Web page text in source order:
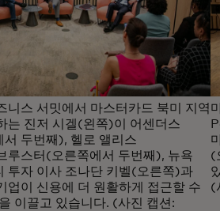
니스 서밋에서 마스터카드 북미 지역
는 진저 시겔(왼쪽)이 어센더스
두번째), 헬로 앨리스
루스터(오른쪽에서 두번째), 뉴욕
투자 이사 조나단 키벨(오른쪽)과
업이 신용에 더 원활하게 접근할 수
이끌고 있습니다. (사진 캡션:
(
(